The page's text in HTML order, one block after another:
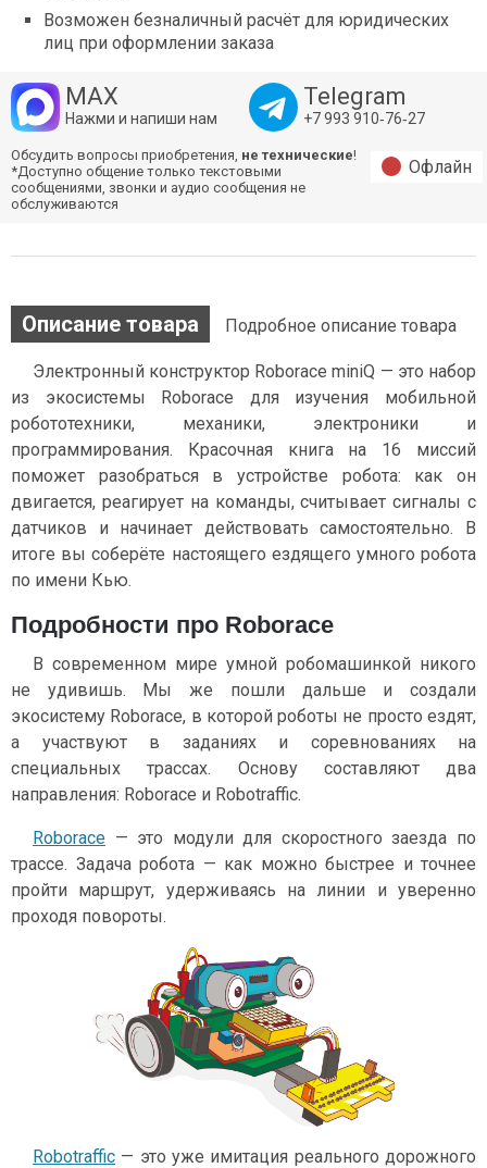
Возможен безналичный расчёт для юридических
лиц при оформлении заказа
MAX
Нажми и напиши нам
Telegram
+7 993 910‑76‑27
Обсудить вопросы приобретения, не технические!
*Доступно общение только текстовыми
сообщениями, звонки и аудио сообщения не
обслуживаются
Офлайн
Описание товара Подробное описание товара
Электронный конструктор Roborace miniQ — это набор
из экосистемы Roborace для изучения мобильной
робототехники, механики, электроники и
программирования. Красочная книга на 16 миссий
поможет разобраться в устройстве робота: как он
двигается, реагирует на команды, считывает сигналы с
датчиков и начинает действовать самостоятельно. В
итоге вы соберёте настоящего ездящего умного робота
по имени Кью.
Подробности про Roborace
В современном мире умной робомашинкой никого
не удивишь. Мы же пошли дальше и создали
экосистему Roborace, в которой роботы не просто ездят,
а участвуют в заданиях и соревнованиях на
специальных трассах. Основу составляют два
направления: Roborace и Robotraffic.
Roborace — это модули для скоростного заезда по
трассе. Задача робота — как можно быстрее и точнее
пройти маршрут, удерживаясь на линии и уверенно
проходя повороты.
Robotraffic — это уже имитация реального дорожного